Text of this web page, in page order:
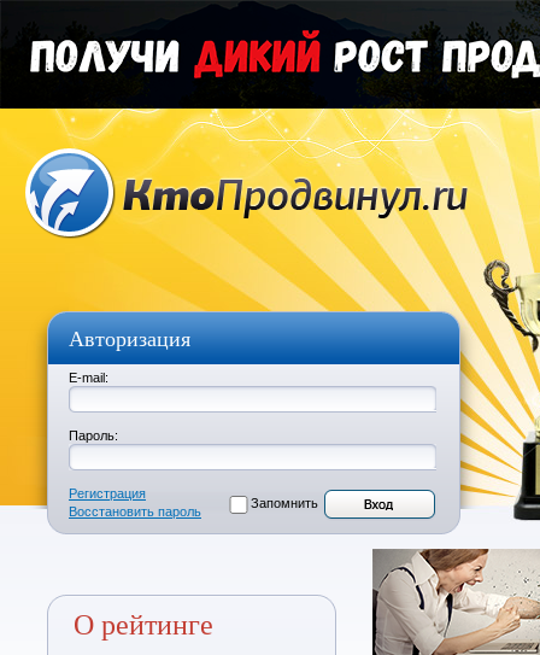
Авторизация
E-mail:
Пароль:
Регистрация
Восстановить пароль
Запомнить
О рейтинге